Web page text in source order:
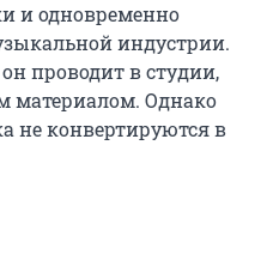
и одновременно
индустрии.
проводит в студии,
материалом. Однако
не конвертируются в